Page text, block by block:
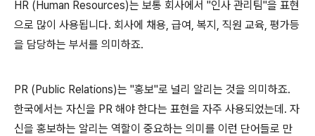
HR (Human Resources)는 보통 회사에서 "인사 관리팀"을 표현
으로 많이 사용됩니다. 회사에 채용, 급여, 복지, 직원 교육, 평가등
을 담당하는 부서를 의미하죠.
PR (Public Relations)는 "홍보"로 널리 알리는 것을 의미하죠.
한국에서는 자신을 PR 해야 한다는 표현을 자주 사용되었는데. 자
신을 홍보하는 알리는 역할이 중요하는 의미를 이런 단어들로 만